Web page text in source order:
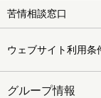
苦情相談窓口
ウェブサイト利用条
グループ情報